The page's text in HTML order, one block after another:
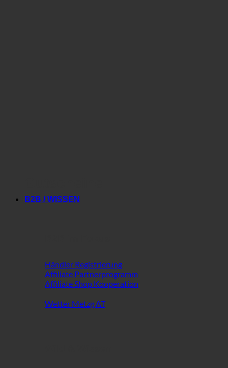
B2B / WISSEN
Händler Registrierung
Affiliate Partnerprogramm
Affiliate Shop Kooperation
Wetter Metzg AT